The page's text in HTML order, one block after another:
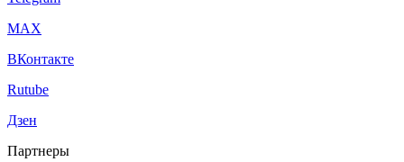
МАХ
ВКонтакте
Rutube
Дзен
Партнеры